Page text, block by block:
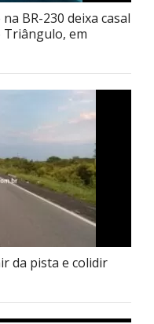
BR-230 deixa casal
em
da pista e colidir